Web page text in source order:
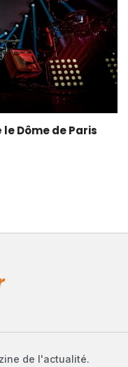
Dôme de Paris
de l'actualité.